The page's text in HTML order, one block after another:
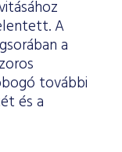
A
a
további
és a